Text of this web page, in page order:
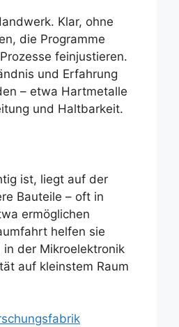
Klar, ohne
die Programme
feinjustieren.
und Erfahrung
– etwa Hartmetalle
und Haltbarkeit.
ist, liegt auf der
Bauteile – oft in
ermöglichen
helfen sie
der Mikroelektronik
auf kleinstem Raum